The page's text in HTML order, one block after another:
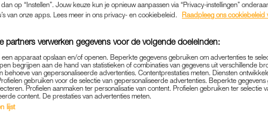
HAAR VRIEND
BOOS: 'EN MIJN
NEGEERT ME'
FAMILIE|LEKKER SAMENGESTELD
31-05-2024 | NIVINE DE JONG
nieuwe regels bedacht door de nieuwe
op “Instellen”. Jouw keuze kun je opnieuw aanpassen via “Privacy-instellingen”
van onze apps. Lees meer in ons privacy- en cookiebeleid.
Raadpleeg ons cookiebeleid
partners verwerken gegevens voor de volgende doeleinden:
apparaat opslaan en/of openen. Beperkte gegevens gebruiken om advertenties te
begrijpen aan de hand van statistieken of combinaties van gegevens uit verschillende
behoeve van gepersonaliseerde advertenties. Contentprestaties meten. Diensten
gebruiken voor de selectie van gepersonaliseerde advertenties. Beperkte
Profielen aanmaken ter personalisatie van content. Profielen gebruiken ter selectie
content. De prestaties van advertenties meten.
lijst